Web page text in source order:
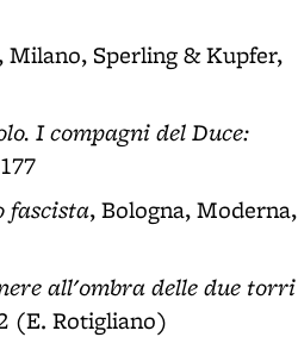
, Milano, Sperling & Kupfer,
I compagni del Duce:
fascista, Bologna, Moderna,
all'ombra delle due torri
(E. Rotigliano)